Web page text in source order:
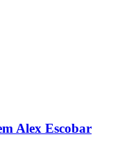
Alex Escobar